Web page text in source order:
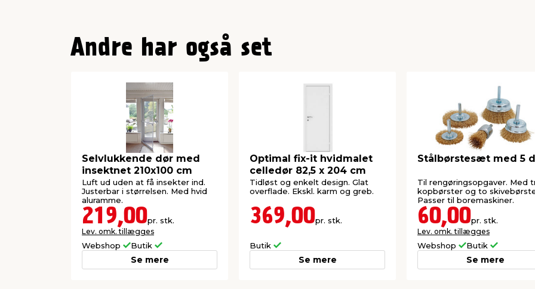
Andre har også set
Selvlukkende dør med
insektnet 210x100 cm
Luft ud uden at få insekter ind.
Justerbar i størrelsen. Med hvid
aluramme.
219,00pr. stk.
Lev. omk. tillægges
Webshop Butik
Se mere
Optimal fix-it hvidmalet
celledør 82,5 x 204 cm
Tidløst og enkelt design. Glat
overflade. Ekskl. karm og greb.
369,00pr. stk.
Butik
Se mere
Stålbørstesæt med 5
Til rengøringsopgaver. Med
kopbørster og to
Passer til boremaskiner.
60,00pr. stk.
Lev. omk. tillægges
Webshop Butik
Se mere